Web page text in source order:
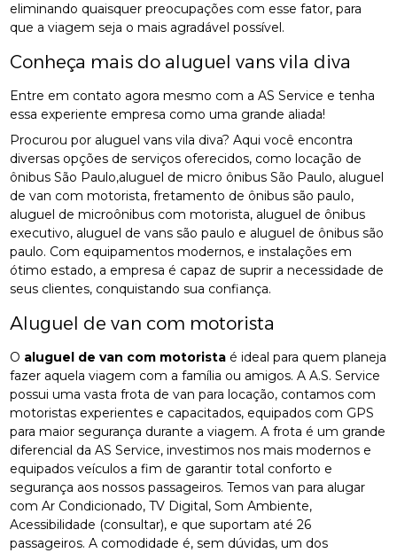
eliminando quaisquer preocupações com esse fator, para
que a viagem seja o mais agradável possível.
Conheça mais do aluguel vans vila diva
Entre em contato agora mesmo com a AS Service e tenha
essa experiente empresa como uma grande aliada!
Procurou por aluguel vans vila diva? Aqui você encontra
diversas opções de serviços oferecidos, como locação de
ônibus São Paulo,aluguel de micro ônibus São Paulo, aluguel
de van com motorista, fretamento de ônibus são paulo,
aluguel de microônibus com motorista, aluguel de ônibus
executivo, aluguel de vans são paulo e aluguel de ônibus são
paulo. Com equipamentos modernos, e instalações em
ótimo estado, a empresa é capaz de suprir a necessidade de
seus clientes, conquistando sua confiança.
Aluguel de van com motorista
O aluguel de van com motorista é ideal para quem planeja
fazer aquela viagem com a família ou amigos. A A.S. Service
possui uma vasta frota de van para locação, contamos com
motoristas experientes e capacitados, equipados com GPS
para maior segurança durante a viagem. A frota é um grande
diferencial da AS Service, investimos nos mais modernos e
equipados veículos a fim de garantir total conforto e
segurança aos nossos passageiros. Temos van para alugar
com Ar Condicionado, TV Digital, Som Ambiente,
Acessibilidade (consultar), e que suportam até 26
passageiros. A comodidade é, sem dúvidas, um dos